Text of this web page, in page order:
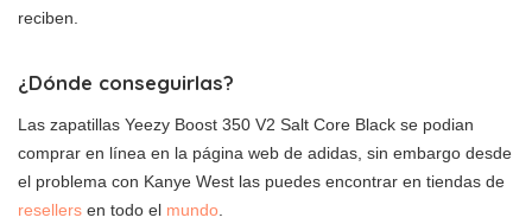
reciben.
¿Dónde conseguirlas?
Las zapatillas Yeezy Boost 350 V2 Salt Core Black se podian
comprar en línea en la página web de adidas, sin embargo desde
el problema con Kanye West las puedes encontrar en tiendas de
resellers en todo el mundo